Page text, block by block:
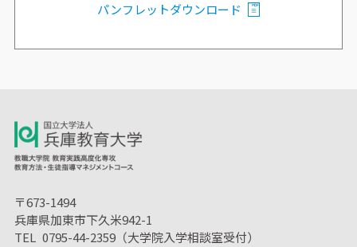
パンフレットダウンロード
〒673-1494
兵庫県加東市下久米942-1
TEL 0795-44-2359（大学院入学相談室受付）